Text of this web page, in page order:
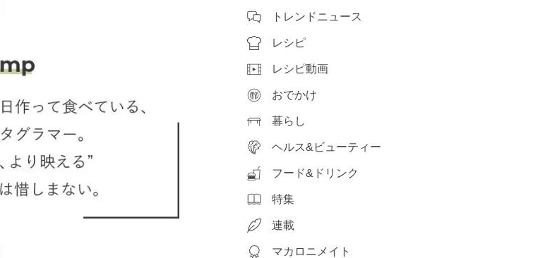
トレンドニュース
レシピ
レシピ動画
おでかけ
暮らし
ヘルス&ビューティー
フード&ドリンク
特集
連載
マカロニメイト